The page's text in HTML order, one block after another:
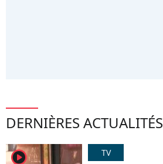
DERNIÈRES ACTUALITÉS
player2 TV